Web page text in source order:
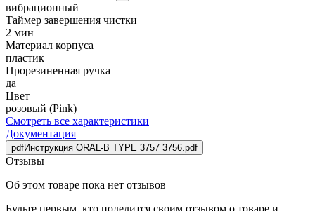
вибрационный
Таймер завершения чистки
2 мин
Материал корпуса
пластик
Прорезиненная ручка
да
Цвет
розовый (Pink)
Смотреть все характеристики
Документация
pdfИнструкция ORAL-B TYPE 3757 3756.pdf
Отзывы
Об этом товаре пока нет отзывов
Будьте первым, кто поделится своим отзывом о товаре и